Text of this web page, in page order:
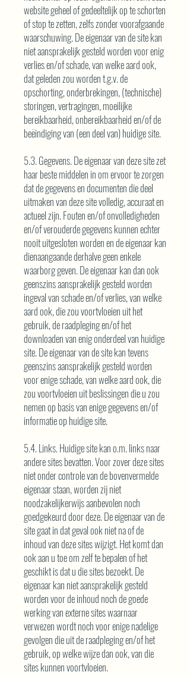
website geheel of gedeeltelijk op te schorten
of stop te zetten, zelfs zonder voorafgaande
waarschuwing. De eigenaar van de site kan
niet aansprakelijk gesteld worden voor enig
verlies en/of schade, van welke aard ook,
dat geleden zou worden t.g.v. de
opschorting, onderbrekingen, (technische)
storingen, vertragingen, moeilijke
bereikbaarheid, onbereikbaarheid en/of de
beëindiging van (een deel van) huidige site.
5.3. Gegevens. De eigenaar van deze site zet
haar beste middelen in om ervoor te zorgen
dat de gegevens en documenten die deel
uitmaken van deze site volledig, accuraat en
actueel zijn. Fouten en/of onvolledigheden
en/of verouderde gegevens kunnen echter
nooit uitgesloten worden en de eigenaar kan
dienaangaande derhalve geen enkele
waarborg geven. De eigenaar kan dan ook
geenszins aansprakelijk gesteld worden
ingeval van schade en/of verlies, van welke
aard ook, die zou voortvloeien uit het
gebruik, de raadpleging en/of het
downloaden van enig onderdeel van huidige
site. De eigenaar van de site kan tevens
geenszins aansprakelijk gesteld worden
voor enige schade, van welke aard ook, die
zou voortvloeien uit beslissingen die u zou
nemen op basis van enige gegevens en/of
informatie op huidige site.
5.4. Links. Huidige site kan o.m. links naar
andere sites bevatten. Voor zover deze sites
niet onder controle van de bovenvermelde
eigenaar staan, worden zij niet
noodzakelijkerwijs aanbevolen noch
goedgekeurd door deze. De eigenaar van de
site gaat in dat geval ook niet na of de
inhoud van deze sites wijzigt. Het komt dan
ook aan u toe om zelf te bepalen of het
geschikt is dat u die sites bezoekt. De
eigenaar kan niet aansprakelijk gesteld
worden voor de inhoud noch de goede
werking van externe sites waarnaar
verwezen wordt noch voor enige nadelige
gevolgen die uit de raadpleging en/of het
gebruik, op welke wijze dan ook, van die
sites kunnen voortvloeien.